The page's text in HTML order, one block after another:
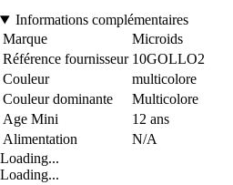
Informations complémentaires
Marque
Microids
Référence fournisseur 10GOLLO2
Couleur
multicolore
Couleur dominante
Multicolore
Age Mini
12 ans
Alimentation
N/A
Loading...
Loading...